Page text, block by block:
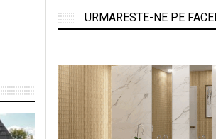
URMARESTE-NE PE